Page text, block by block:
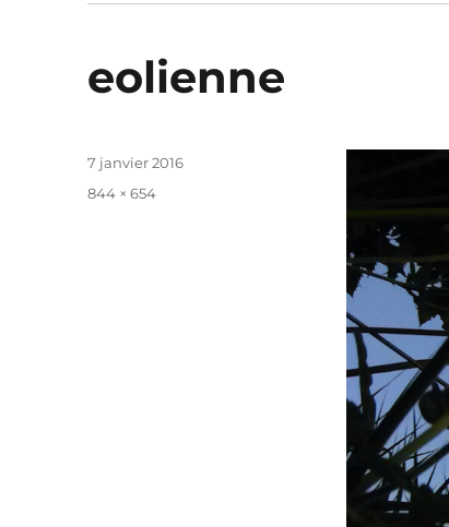
eolienne
Publié
7 janvier 2016
Taille
844 × 654